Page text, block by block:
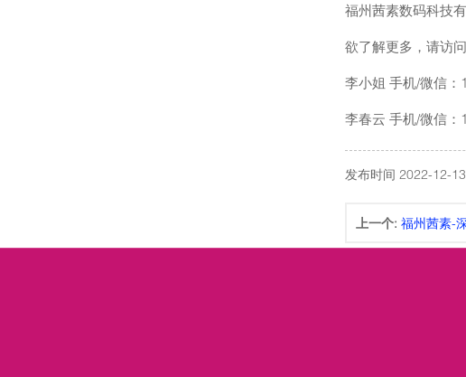
福州茜素数码科技
欲了解更多，请访问
李小姐 手机/微信：
李春云 手机/微信：
发布时间 2022-12-13
上一个: 福州茜素-深